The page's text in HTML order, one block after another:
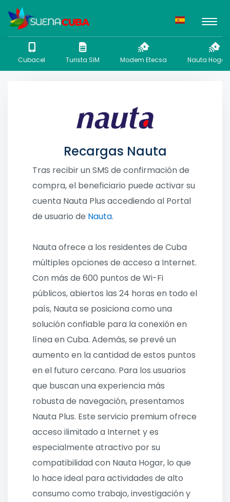
Cubacel Turista SIM Modem Etecsa Nauta Hogar
Recargas Nauta
Tras recibir un SMS de confirmación de
compra, el beneficiario puede activar su
cuenta Nauta Plus accediendo al Portal
de usuario de Nauta.
Nauta ofrece a los residentes de Cuba
múltiples opciones de acceso a Internet.
Con más de 600 puntos de Wi-Fi
públicos, abiertos las 24 horas en todo el
país, Nauta se posiciona como una
solución confiable para la conexión en
línea en Cuba. Además, se prevé un
aumento en la cantidad de estos puntos
en el futuro cercano. Para los usuarios
que buscan una experiencia más
robusta de navegación, presentamos
Nauta Plus. Este servicio premium ofrece
acceso ilimitado a Internet y es
especialmente atractivo por su
compatibilidad con Nauta Hogar, lo que
lo hace ideal para actividades de alto
consumo como trabajo, investigación y